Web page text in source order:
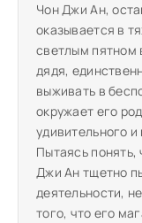
Чон Джи Ан,
оказывается в
светлым пятном
дядя,
выживать в
окружает его
удивительного
Пытаясь
Джи Ан тщетно
деятельности,
того, что его